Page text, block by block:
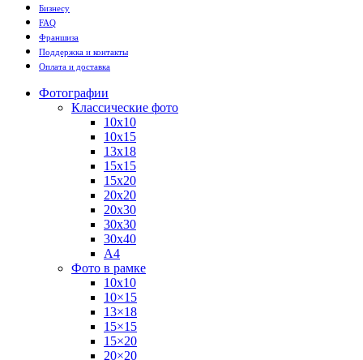
Бизнесу
FAQ
Франшиза
Поддержка и контакты
Оплата и доставка
Фотографии
Классические фото
10х10
10х15
13х18
15х15
15х20
20х20
20х30
30х30
30х40
А4
Фото в рамке
10х10
10×15
13×18
15×15
15×20
20×20